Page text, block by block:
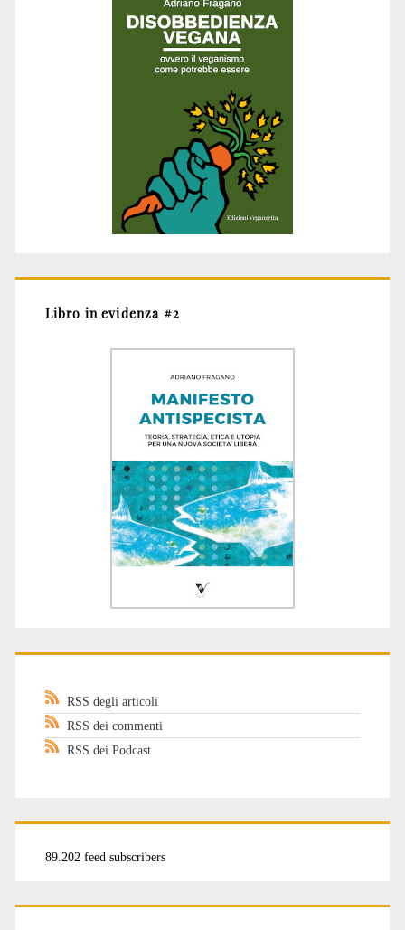
Libro in evidenza #2
RSS degli articoli
RSS dei commenti
RSS dei Podcast
89.202 feed subscribers